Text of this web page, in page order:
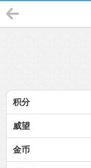
积分
威望
金币